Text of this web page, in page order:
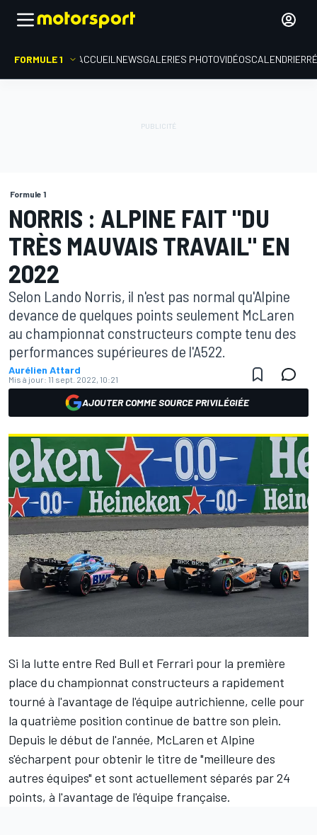
FORMULE 1 ACCUEIL NEWSGALERIES PHOTOVIDÉOSCALENDRIER
Formule 1
NORRIS : ALPINE FAIT "DU
TRÈS MAUVAIS TRAVAIL" EN
2022
Selon Lando Norris, il n'est pas normal qu'Alpine
devance de quelques points seulement McLaren
au championnat constructeurs compte tenu des
performances supérieures de l'A522.
Aurélien Attard
Mis à jour: 11 sept. 2022, 10:21
AJOUTER COMME SOURCE PRIVILÉGIÉE
Si la lutte entre Red Bull et Ferrari pour la première
place du championnat constructeurs a rapidement
tourné à l'avantage de l'équipe autrichienne, celle pour
la quatrième position continue de battre son plein.
Depuis le début de l'année, McLaren et Alpine
s'écharpent pour obtenir le titre de "meilleure des
autres équipes" et sont actuellement séparés par 24
points, à l'avantage de l'équipe française.